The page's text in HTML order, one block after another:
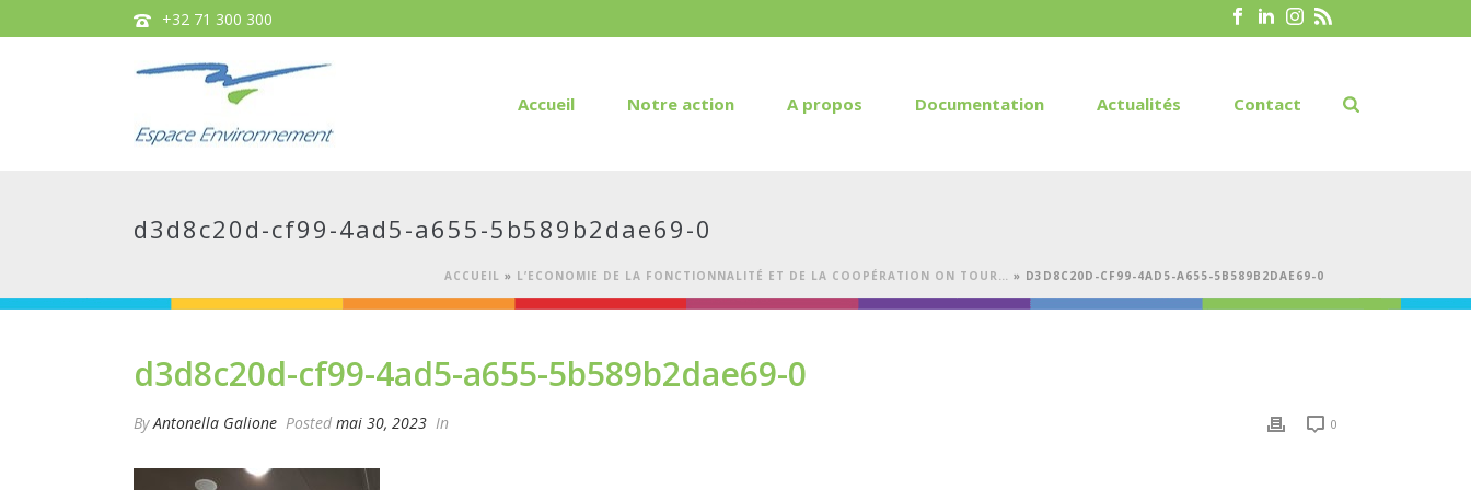
+32 71 300 300
Accueil Notre action A propos Documentation Actualités Contact
d3d8c20d-cf99-4ad5-a655-5b589b2dae69-0
ACCUEIL » L’ECONOMIE DE LA FONCTIONNALITÉ ET DE LA COOPÉRATION ON TOUR… » D3D8C20D-CF99-4AD5-A655-5B589B2DAE69-0
d3d8c20d-cf99-4ad5-a655-5b589b2dae69-0
ByAntonella Galione Posted mai 30, 2023 In 0